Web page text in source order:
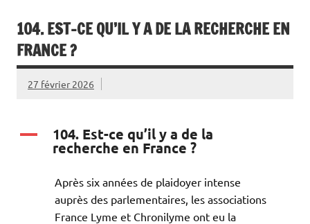
104. EST-CE QU’IL Y A DE LA RECHERCHE EN
FRANCE ?
27 février 2026
A 104. Est-ce qu’il y a de la
recherche en France ?
Après six années de plaidoyer intense
auprès des parlementaires, les associations
France Lyme et Chronilyme ont eu la